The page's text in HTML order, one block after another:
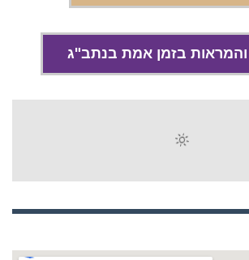
והמראות בזמן אמת בנתב"ג